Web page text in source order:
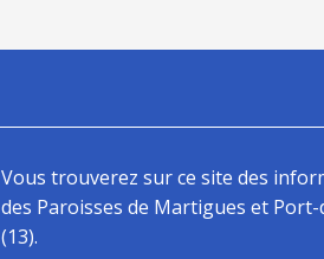
Vous trouverez sur ce site des
des Paroisses de Martigues et
(13).